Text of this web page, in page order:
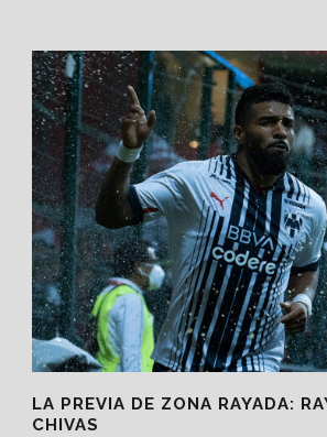
LA PREVIA DE ZONA RAYADA:
CHIVAS